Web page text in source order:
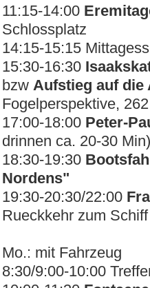
11:15-14:00
Schlossplatz
14:15-15:15
15:30-16:30
bzw Aufstieg auf
Fogelperspektive,
17:00-18:00 Peter-
drinnen ca. 20-30
18:30-19:30
Nordens"
19:30-20:30/22:00
Rueckkehr zum Schiff
Mo.: mit Fahrzeug
8:30/9:00-10:00